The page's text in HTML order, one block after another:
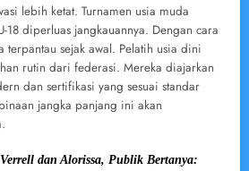
lebih ketat. Turnamen usia muda
18 diperluas jangkauannya. Dengan cara
sejak awal. Pelatih usia dini
rutin dari federasi. Mereka diajarkan
dan sertifikasi yang sesuai standar
jangka panjang ini akan
dan Alorissa, Publik Bertanya: